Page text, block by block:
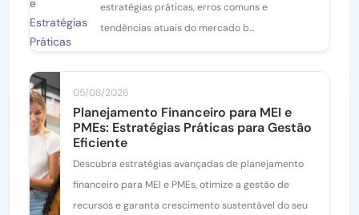
estratégias práticas, erros comuns e
tendências atuais do mercado b...
05/08/2026
Planejamento Financeiro para MEI e
PMEs: Estratégias Práticas para Gestão
Eficiente
Descubra estratégias avançadas de planejamento
financeiro para MEI e PMEs, otimize a gestão de
recursos e garanta crescimento sustentável do seu